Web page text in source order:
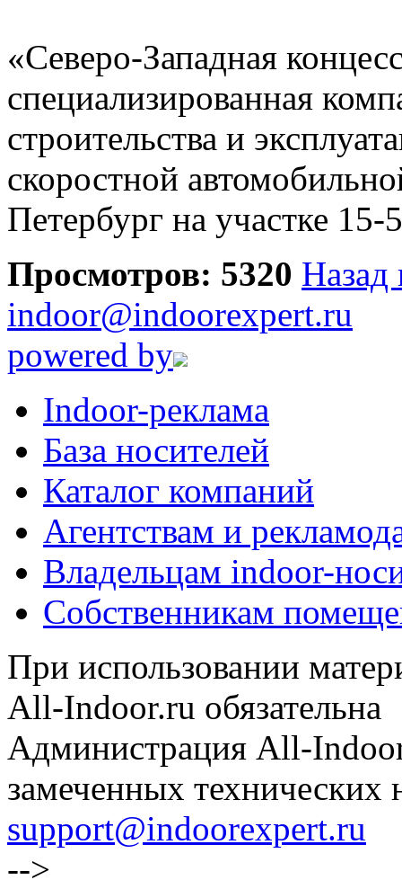
«Северо-Западная
специализированная
строительства и
скоростной
Петербург на участке 15-
Просмотров: 5320 Назад
indoor@indoorexpert.ru
powered by
Indoor-реклама
База носителей
Каталог компаний
Агентствам и
Владельцам indoor-
Собственникам
При использовании
All-Indoor.ru обязательна
Администрация All-
замеченных технических
support@indoorexpert.ru
-->